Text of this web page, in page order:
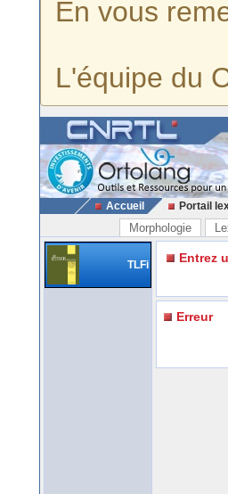
En vous
L'équipe du
Accueil Portail
Morphologie
TLFi Entrez
Erreur